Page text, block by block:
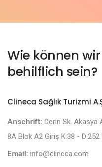
Wie können
behilflich sein?
Clineca Sağlık Turizmi
Anschrift: Derin Sk. Akasya
8A Blok A2 Giriş K:38 -
Email: info@clineca.com